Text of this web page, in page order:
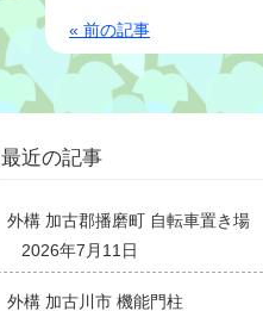
« 前の記事
最近の記事
外構 加古郡播磨町 自転車置き場
2026年7月11日
外構 加古川市 機能門柱